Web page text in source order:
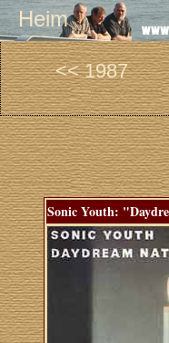
Heim
<< 1987
Sonic Youth: